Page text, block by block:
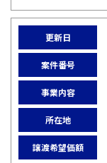
更新日
案件番号
事業内容
所在地
譲渡希望価額